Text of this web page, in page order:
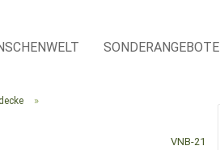
SONDERANGEBOTE
»
VNB-21